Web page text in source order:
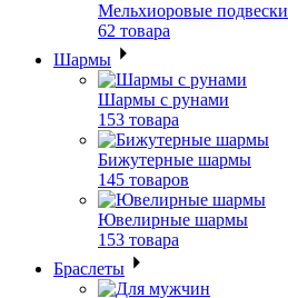
Мельхиоровые подвески
62 товара
Шармы
Шармы с рунами
153 товара
Бижутерные шармы
145 товаров
Ювелирные шармы
153 товара
Браслеты